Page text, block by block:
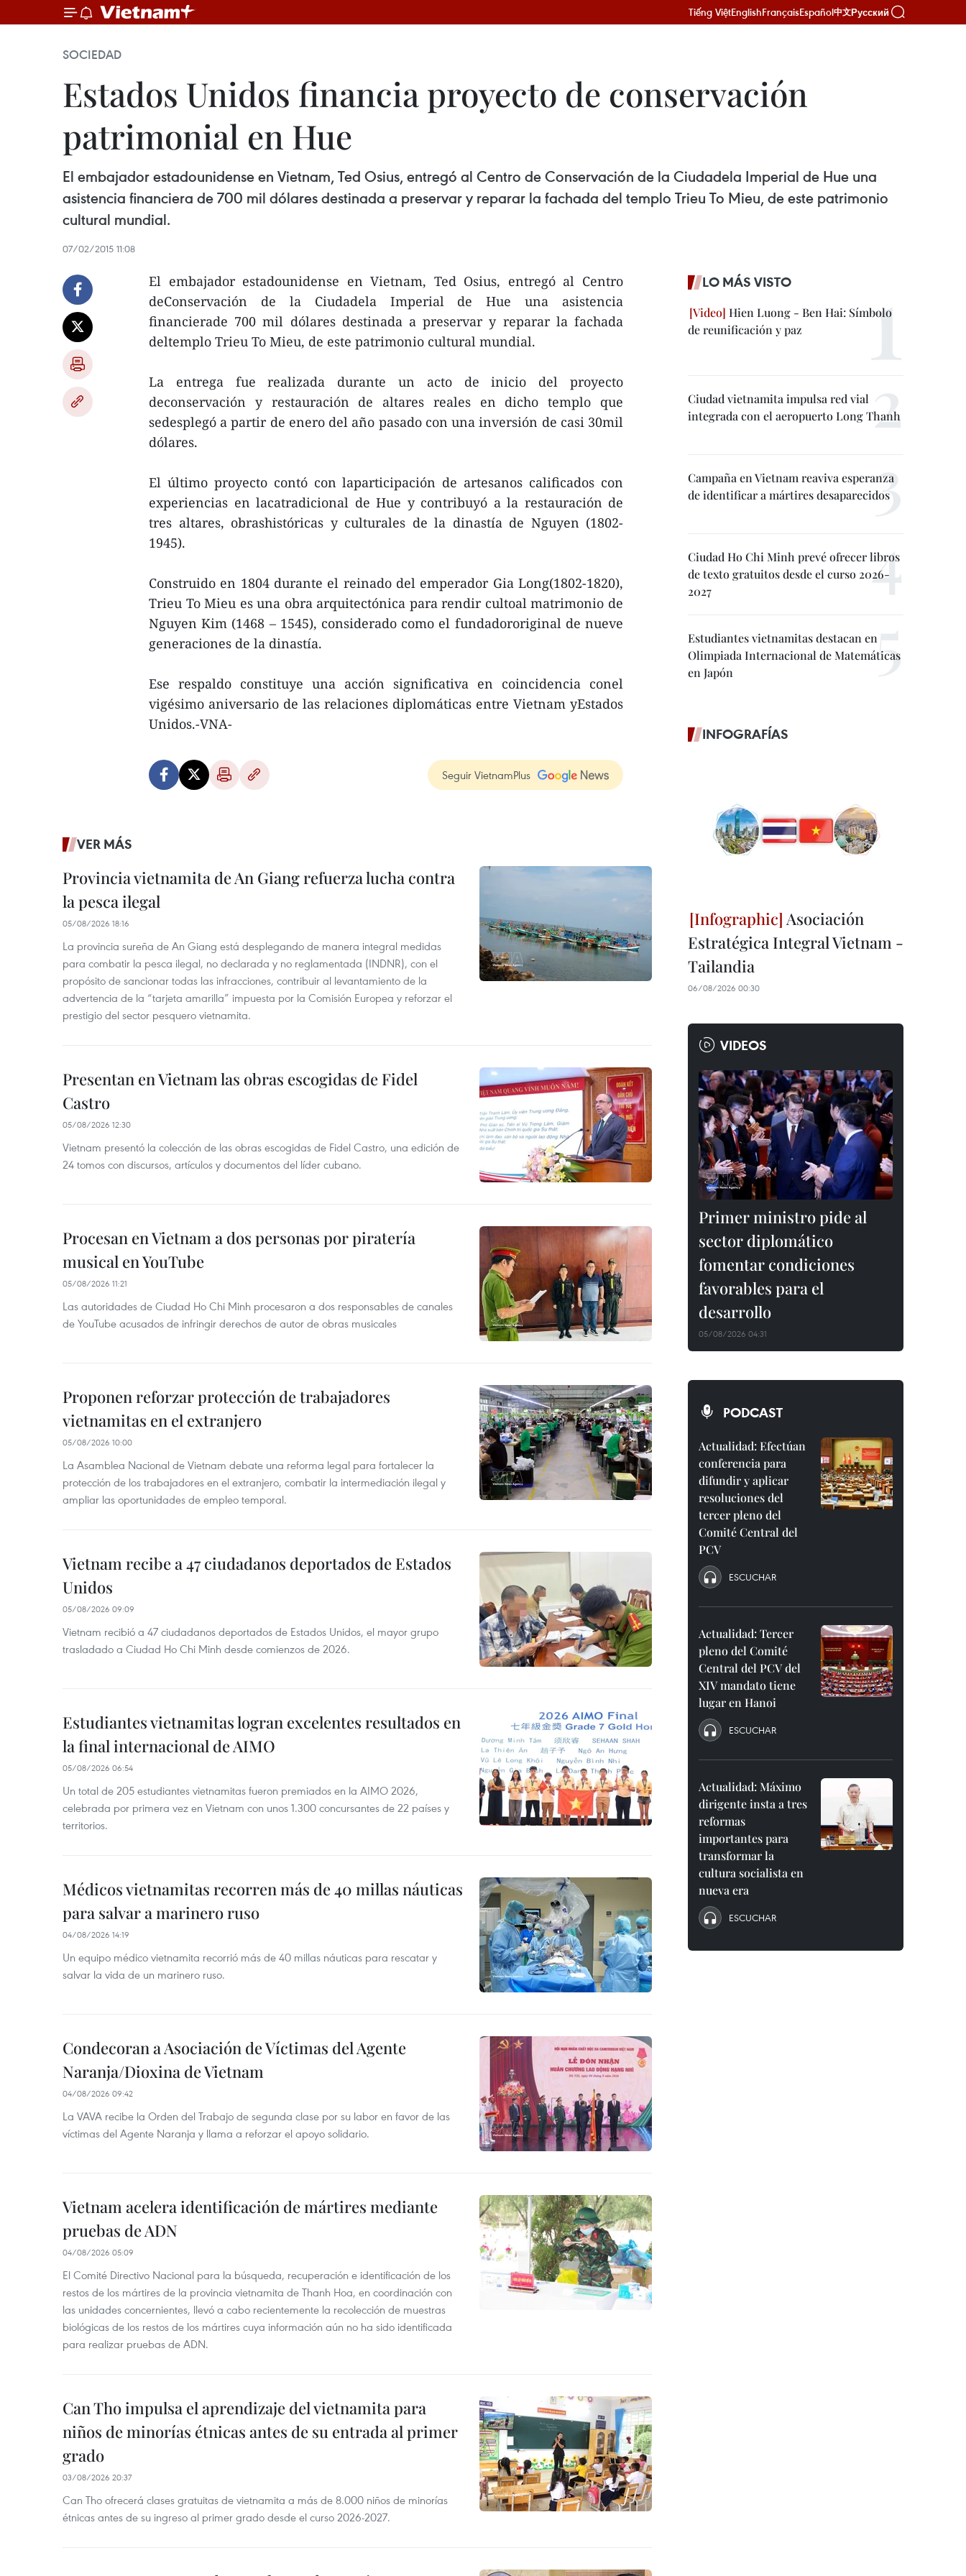
Tiếng ViệtEnglishFrançaisEspañol中文Русский
SOCIEDAD
Estados Unidos financia proyecto de conservación
patrimonial en Hue
El embajador estadounidense en Vietnam, Ted Osius, entregó al Centro de Conservación de la Ciudadela Imperial de Hue una
asistencia financiera de 700 mil dólares destinada a preservar y reparar la fachada del templo Trieu To Mieu, de este patrimonio
cultural mundial.
07/02/2015 11:08
El embajador estadounidense en Vietnam, Ted Osius, entregó al Centro
deConservación de la Ciudadela Imperial de Hue una asistencia
financierade 700 mil dólares destinada a preservar y reparar la fachada
deltemplo Trieu To Mieu, de este patrimonio cultural mundial.
La entrega fue realizada durante un acto de inicio del proyecto
deconservación y restauración de altares reales en dicho templo que
sedesplegó a partir de enero del año pasado con una inversión de casi 30mil
dólares.
El último proyecto contó con laparticipación de artesanos calificados con
experiencias en lacatradicional de Hue y contribuyó a la restauración de
tres altares, obrashistóricas y culturales de la dinastía de Nguyen (1802-
1945).
Construido en 1804 durante el reinado del emperador Gia Long(1802-1820),
Trieu To Mieu es una obra arquitectónica para rendir cultoal matrimonio de
Nguyen Kim (1468 – 1545), considerado como el fundadororiginal de nueve
generaciones de la dinastía.
Ese respaldo constituye una acción significativa en coincidencia conel
vigésimo aniversario de las relaciones diplomáticas entre Vietnam yEstados
Unidos.-VNA-
Seguir VietnamPlus
VER MÁS
Provincia vietnamita de An Giang refuerza lucha contra
la pesca ilegal
05/08/2026 18:16
La provincia sureña de An Giang está desplegando de manera integral medidas
para combatir la pesca ilegal, no declarada y no reglamentada (INDNR), con el
propósito de sancionar todas las infracciones, contribuir al levantamiento de la
advertencia de la “tarjeta amarilla” impuesta por la Comisión Europea y reforzar el
prestigio del sector pesquero vietnamita.
Presentan en Vietnam las obras escogidas de Fidel
Castro
05/08/2026 12:30
Vietnam presentó la colección de las obras escogidas de Fidel Castro, una edición de
24 tomos con discursos, artículos y documentos del líder cubano.
Procesan en Vietnam a dos personas por piratería
musical en YouTube
05/08/2026 11:21
Las autoridades de Ciudad Ho Chi Minh procesaron a dos responsables de canales
de YouTube acusados de infringir derechos de autor de obras musicales
Proponen reforzar protección de trabajadores
vietnamitas en el extranjero
05/08/2026 10:00
La Asamblea Nacional de Vietnam debate una reforma legal para fortalecer la
protección de los trabajadores en el extranjero, combatir la intermediación ilegal y
ampliar las oportunidades de empleo temporal.
Vietnam recibe a 47 ciudadanos deportados de Estados
Unidos
05/08/2026 09:09
Vietnam recibió a 47 ciudadanos deportados de Estados Unidos, el mayor grupo
trasladado a Ciudad Ho Chi Minh desde comienzos de 2026.
Estudiantes vietnamitas logran excelentes resultados en
la final internacional de AIMO
05/08/2026 06:54
Un total de 205 estudiantes vietnamitas fueron premiados en la AIMO 2026,
celebrada por primera vez en Vietnam con unos 1.300 concursantes de 22 países y
territorios.
Médicos vietnamitas recorren más de 40 millas náuticas
para salvar a marinero ruso
04/08/2026 14:19
Un equipo médico vietnamita recorrió más de 40 millas náuticas para rescatar y
salvar la vida de un marinero ruso.
Condecoran a Asociación de Víctimas del Agente
Naranja/Dioxina de Vietnam
04/08/2026 09:42
La VAVA recibe la Orden del Trabajo de segunda clase por su labor en favor de las
víctimas del Agente Naranja y llama a reforzar el apoyo solidario.
Vietnam acelera identificación de mártires mediante
pruebas de ADN
04/08/2026 05:09
El Comité Directivo Nacional para la búsqueda, recuperación e identificación de los
restos de los mártires de la provincia vietnamita de Thanh Hoa, en coordinación con
las unidades concernientes, llevó a cabo recientemente la recolección de muestras
biológicas de los restos de los mártires cuya información aún no ha sido identificada
para realizar pruebas de ADN.
Can Tho impulsa el aprendizaje del vietnamita para
niños de minorías étnicas antes de su entrada al primer
grado
03/08/2026 20:37
Can Tho ofrecerá clases gratuitas de vietnamita a más de 8.000 niños de minorías
étnicas antes de su ingreso al primer grado desde el curso 2026-2027.
LO MÁS VISTO
Hien Luong - Ben Hai: Símbolo
de reunificación y paz
Ciudad vietnamita impulsa red vial
integrada con el aeropuerto Long Thanh
Campaña en Vietnam reaviva esperanza
de identificar a mártires desaparecidos
Ciudad Ho Chi Minh prevé ofrecer libros
de texto gratuitos desde el curso 2026-
2027
Estudiantes vietnamitas destacan en
Olimpiada Internacional de Matemáticas
en Japón
INFOGRAFÍAS
Asociación
Estratégica Integral Vietnam -
Tailandia
06/08/2026 00:30
VIDEOS
Primer ministro pide al
sector diplomático
fomentar condiciones
favorables para el
desarrollo
05/08/2026 04:31
PODCAST
Actualidad: Efectúan
conferencia para
difundir y aplicar
resoluciones del
tercer pleno del
Comité Central del
PCV
ESCUCHAR
Actualidad: Tercer
pleno del Comité
Central del PCV del
XIV mandato tiene
lugar en Hanoi
ESCUCHAR
Actualidad: Máximo
dirigente insta a tres
reformas
importantes para
transformar la
cultura socialista en
nueva era
ESCUCHAR